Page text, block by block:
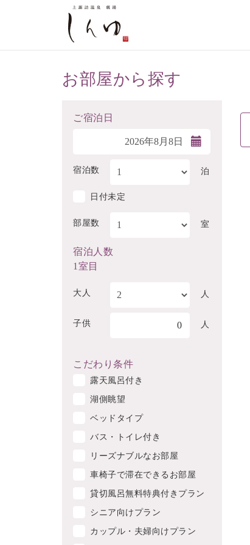
お部屋から探す
ご宿泊日
宿泊数 泊
日付未定
部屋数 室
宿泊人数
1室目
大人 人
子供 0 人
こだわり条件
露天風呂付き
湖側眺望
ベッドタイプ
バス・トイレ付き
リーズナブルなお部屋
車椅子で滞在できるお部屋
貸切風呂無料特典付きプラン
シニア向けプラン
カップル・夫婦向けプラン